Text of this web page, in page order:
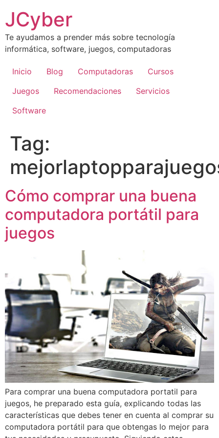
content
JCyber
Te ayudamos a prender más sobre tecnología
informática, software, juegos, computadoras
Inicio Blog Computadoras
Cursos
Juegos
Recomendaciones
Servicios
Software
Tag:
Cómo comprar una buena
computadora portátil para
juegos
Para comprar una buena computadora portatil para
juegos, he preparado esta guía, explicando todas las
características que debes tener en cuenta al comprar su
computadora portátil para que obtengas lo mejor para